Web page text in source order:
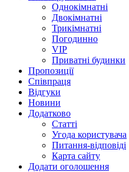
Однокімнатні
Двокімнатні
Трикімнатні
Погодинно
VIP
Приватні будинки
Пропозиції
Співпраця
Відгуки
Новини
Додатково
Статті
Угода користувача
Питання-відповіді
Карта сайту
Додати оголошення